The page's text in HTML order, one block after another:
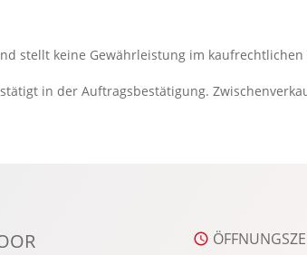
stellt keine Gewährleistung im kaufrechtlichen
in der Auftragsbestätigung.